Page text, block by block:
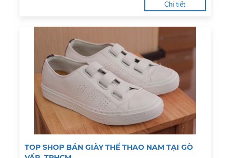
Chi tiết
TOP SHOP BÁN GIÀY THỂ THAO NAM TẠI GÒ